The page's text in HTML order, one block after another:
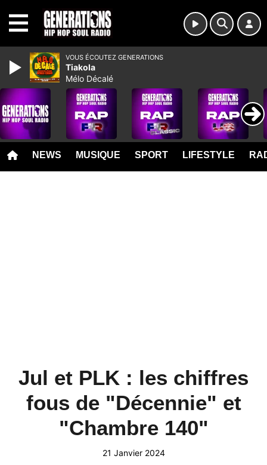
NEWS MUSIQUE SPORT LIFESTYLE
Jul et PLK : les chiffres
fous de "Décennie" et
"Chambre 140"
21 Janvier 2024
VOUS ÉCOUTEZ GENERATIONS
Tiakola
Mélo Décalé